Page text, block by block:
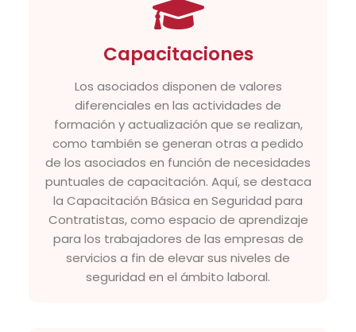
Capacitaciones
Los asociados disponen de valores
diferenciales en las actividades de
formación y actualización que se realizan,
como también se generan otras a pedido
de los asociados en función de necesidades
puntuales de capacitación. Aquí, se destaca
la Capacitación Básica en Seguridad para
Contratistas, como espacio de aprendizaje
para los trabajadores de las empresas de
servicios a fin de elevar sus niveles de
seguridad en el ámbito laboral.